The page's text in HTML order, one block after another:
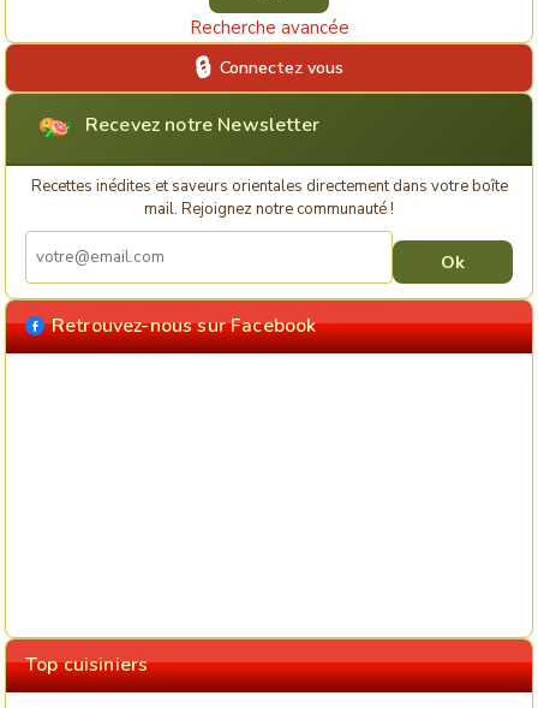
Recherche avancée
Connectez vous
Recevez notre Newsletter
Recettes inédites et saveurs orientales directement dans votre boîte
mail. Rejoignez notre communauté !
Retrouvez-nous sur Facebook
Top cuisiniers